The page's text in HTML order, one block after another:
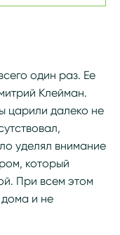
один раз. Ее
Клейман.
царили далеко не
уделял внимание
который
При всем этом
и не